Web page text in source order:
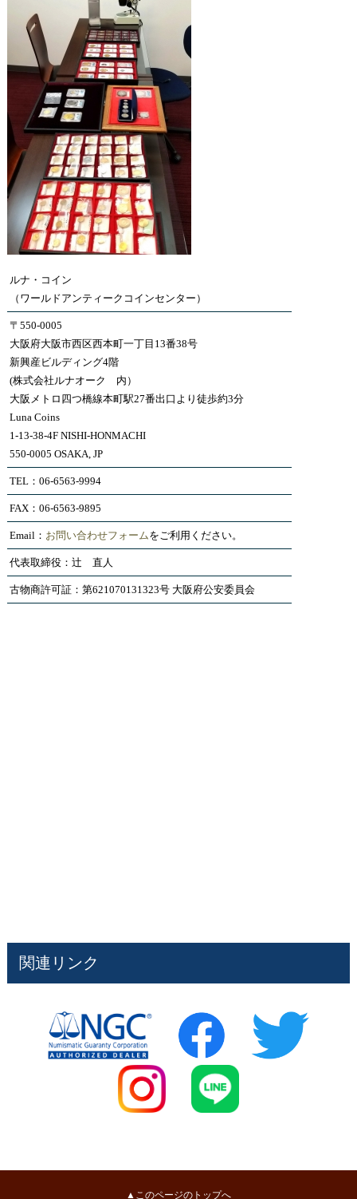
ルナ・コイン
（ワールドアンティークコインセンター）
〒550-0005
大阪府大阪市西区西本町一丁目13番38号
新興産ビルディング4階
(株式会社ルナオーク 内）
大阪メトロ四つ橋線本町駅27番出口より徒歩約3分
Luna Coins
1-13-38-4F NISHI-HONMACHI
550-0005 OSAKA, JP
TEL：06-6563-9994
FAX：06-6563-9895
Email： お問い合わせフォームをご利用ください。
代表取締役：辻 直人
古物商許可証：第621070131323号 大阪府公安委員会
関連リンク
▲このページのトップへ